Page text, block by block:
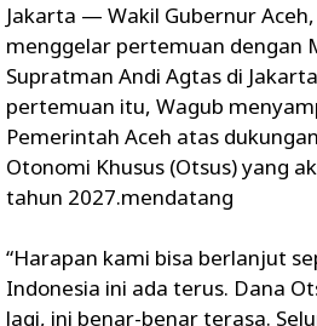
Jakarta — Wakil Gubernur Aceh,
menggelar pertemuan dengan
Supratman Andi Agtas di
pertemuan itu, Wagub
Pemerintah Aceh atas
Otonomi Khusus (Otsus) yang
tahun 2027.mendatang
“Harapan kami bisa berlanjut
Indonesia ini ada terus. Dana
lagi, ini benar-benar terasa.